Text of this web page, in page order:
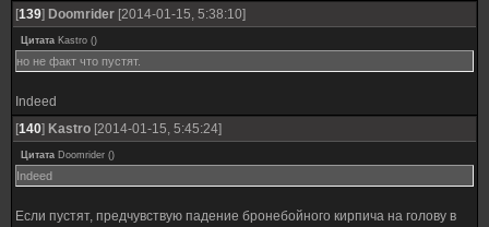
[139] Doomrider [2014-01-15, 5:38:10]
Цитата Kastro ()
но не факт что пустят.
Indeed
[140] Kastro [2014-01-15, 5:45:24]
Цитата Doomrider ()
Indeed
Если пустят, предчувствую падение бронебойного кирпича на голову в